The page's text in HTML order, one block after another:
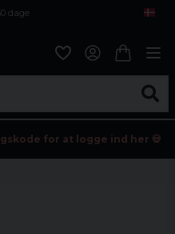
dage
for at logge ind her 💀